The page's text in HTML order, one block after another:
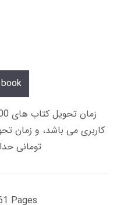
تومانی حداکثر 12 ساعت از طریق
Pages